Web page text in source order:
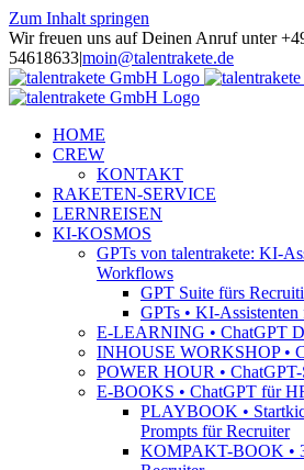
Zum Inhalt springen
Wir freuen uns auf Deinen Anruf unter
54618633|moin@talentrakete.de
HOME
CREW
KONTAKT
RAKETEN-SERVICE
LERNREISEN
KI-KOSMOS
GPTs von talentrakete: KI-
Workflows
GPT Suite fürs
GPTs • KI-
E-LEARNING • ChatGPT
INHOUSE WORKSHOP •
POWER HOUR •
E-BOOKS • ChatGPT für
PLAYBOOK •
Prompts für Recruiter
KOMPAKT-BOOK •